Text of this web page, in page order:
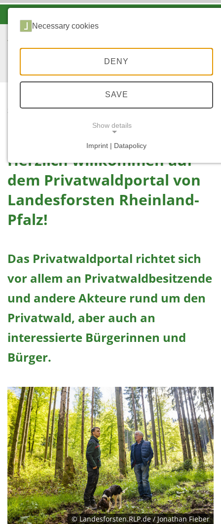
STARTSEITE
PRIVATWALD - PORTAL
Herzlich willkommen auf
dem Privatwaldportal von
Landesforsten Rheinland-
Pfalz!
Das Privatwaldportal richtet sich
vor allem an Privatwaldbesitzende
und andere Akteure rund um den
Privatwald, aber auch an
interessierte Bürgerinnen und
Bürger.
© Landesforsten.RLP.de / Jonathan Fieber
Necessary cookies
DENY
SAVE
Show details
Imprint | Datapolicy